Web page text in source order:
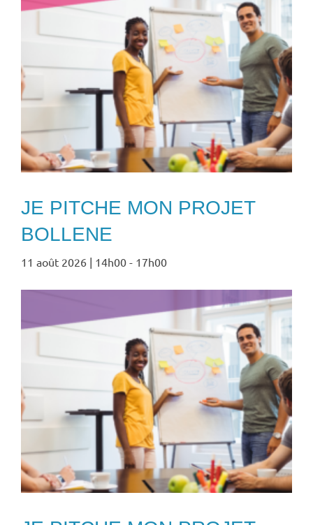
JE PITCHE MON PROJET
BOLLENE
11 août 2026 | 14h00 - 17h00